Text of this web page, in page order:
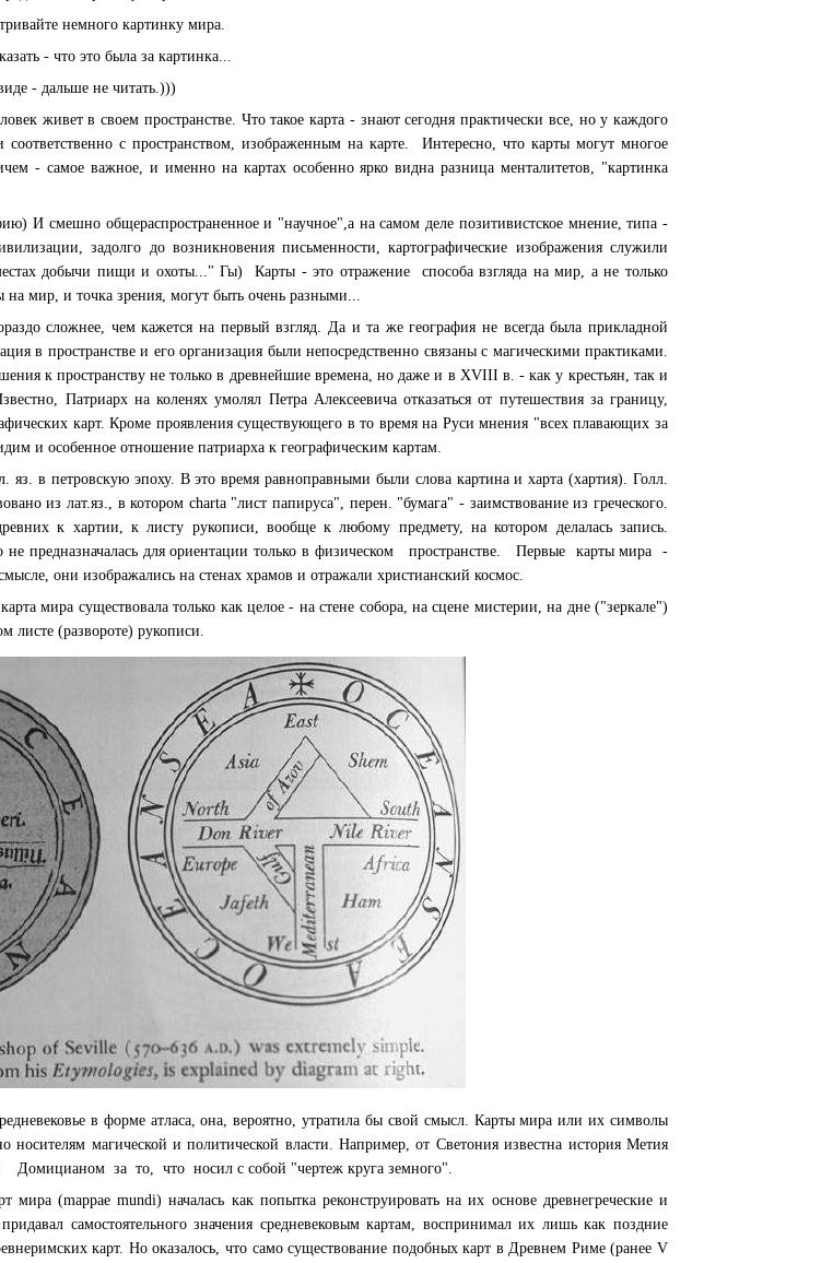
немного картинку мира.
- что это была за картинка...
- дальше не читать.)))
живет в своем пространстве. Что такое карта - знают сегодня практически все, но у каждого
с пространством, изображенным на карте. Интересно, что карты могут многое
- самое важное, и именно на картах особенно ярко видна разница менталитетов, "картинка
И смешно общераспространенное и "научное",а на самом деле позитивистское мнение, типа -
задолго до возникновения письменности, картографические изображения служили
добычи пищи и охоты..." Гы) Карты - это отражение способа взгляда на мир, а не только
на мир, и точка зрения, могут быть очень разными...
сложнее, чем кажется на первый взгляд. Да и та же география не всегда была прикладной
в пространстве и его организация были непосредственно связаны с магическими практиками.
к пространству не только в древнейшие времена, но даже и в XVIII в. - как у крестьян, так и
Патриарх на коленях умолял Петра Алексеевича отказаться от путешествия за границу,
карт. Кроме проявления существующего в то время на Руси мнения "всех плавающих за
и особенное отношение патриарха к географическим картам.
яз. в петровскую эпоху. В это время равноправными были слова картина и харта (хартия). Голл.
из лат.яз., в котором charta "лист папируса", перен. "бумага" - заимствование из греческого.
к хартии, к листу рукописи, вообще к любому предмету, на котором делалась запись.
не предназначалась для ориентации только в физическом пространстве. Первые карты мира -
они изображались на стенах храмов и отражали христианский космос.
мира существовала только как целое - на стене собора, на сцене мистерии, на дне ("зеркале")
листе (развороте) рукописи.
в форме атласа, она, вероятно, утратила бы свой смысл. Карты мира или их символы
носителям магической и политической власти. Например, от Светония известна история Метия
за то, что носил с собой "чертеж круга земного".
мира (mappae mundi) началась как попытка реконструировать на их основе древнегреческие и
самостоятельного значения средневековым картам, воспринимал их лишь как поздние
карт. Но оказалось, что само существование подобных карт в Древнем Риме (ранее V